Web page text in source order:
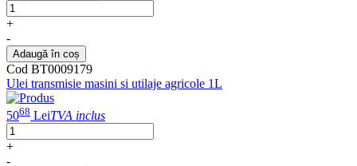
+
-
Adaugă în coș
Cod BT0009179
Ulei transmisie masini si utilaje agricole 1L
5068 LeiTVA inclus
+
-